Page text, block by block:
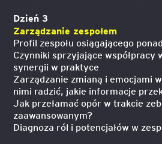
Dzień 3
Zarządzanie zespołem
Profil zespołu osiągającego
Czynniki sprzyjające współpracy
synergii w praktyce
Zarządzanie zmianą i emocjami
nimi radzić, jakie informacje
Jak przełamać opór w trakcie
zaawansowanym?
Diagnoza ról i potencjałów w